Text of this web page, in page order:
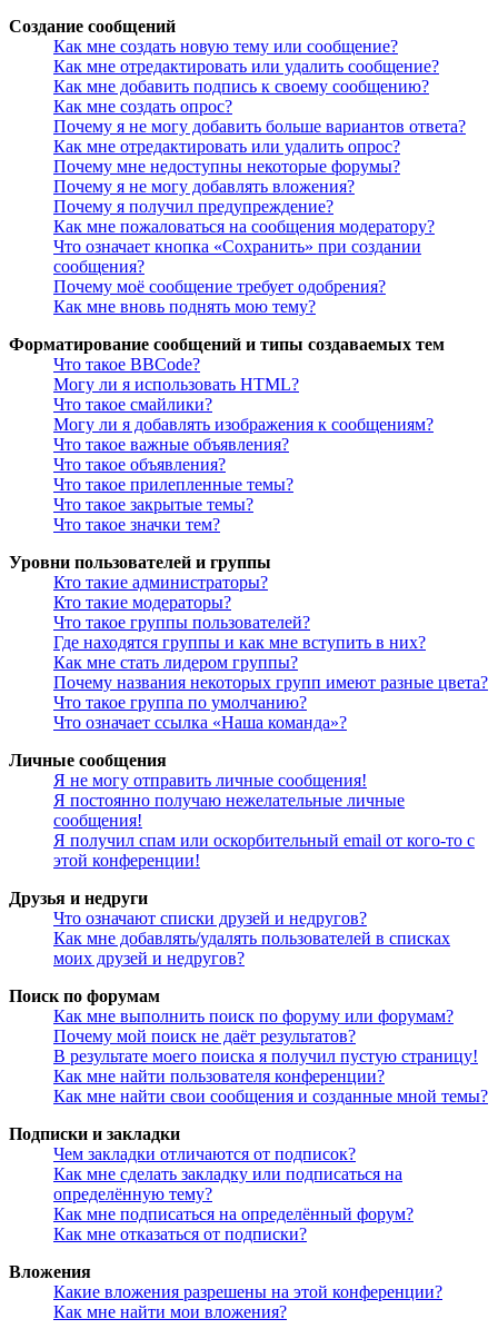
Создание сообщений
Как мне создать новую тему или сообщение?
Как мне отредактировать или удалить сообщение?
Как мне добавить подпись к своему сообщению?
Как мне создать опрос?
Почему я не могу добавить больше вариантов ответа?
Как мне отредактировать или удалить опрос?
Почему мне недоступны некоторые форумы?
Почему я не могу добавлять вложения?
Почему я получил предупреждение?
Как мне пожаловаться на сообщения модератору?
Что означает кнопка «Сохранить» при создании
сообщения?
Почему моё сообщение требует одобрения?
Как мне вновь поднять мою тему?
Форматирование сообщений и типы создаваемых тем
Что такое BBCode?
Могу ли я использовать HTML?
Что такое смайлики?
Могу ли я добавлять изображения к сообщениям?
Что такое важные объявления?
Что такое объявления?
Что такое прилепленные темы?
Что такое закрытые темы?
Что такое значки тем?
Уровни пользователей и группы
Кто такие администраторы?
Кто такие модераторы?
Что такое группы пользователей?
Где находятся группы и как мне вступить в них?
Как мне стать лидером группы?
Почему названия некоторых групп имеют разные цвета?
Что такое группа по умолчанию?
Что означает ссылка «Наша команда»?
Личные сообщения
Я не могу отправить личные сообщения!
Я постоянно получаю нежелательные личные
сообщения!
Я получил спам или оскорбительный email от кого-то с
этой конференции!
Друзья и недруги
Что означают списки друзей и недругов?
Как мне добавлять/удалять пользователей в списках
моих друзей и недругов?
Поиск по форумам
Как мне выполнить поиск по форуму или форумам?
Почему мой поиск не даёт результатов?
В результате моего поиска я получил пустую страницу!
Как мне найти пользователя конференции?
Как мне найти свои сообщения и созданные мной темы?
Подписки и закладки
Чем закладки отличаются от подписок?
Как мне сделать закладку или подписаться на
определённую тему?
Как мне подписаться на определённый форум?
Как мне отказаться от подписки?
Вложения
Какие вложения разрешены на этой конференции?
Как мне найти мои вложения?